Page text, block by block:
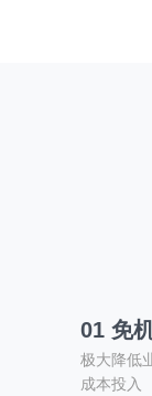
01 免
极大降低
成本投入